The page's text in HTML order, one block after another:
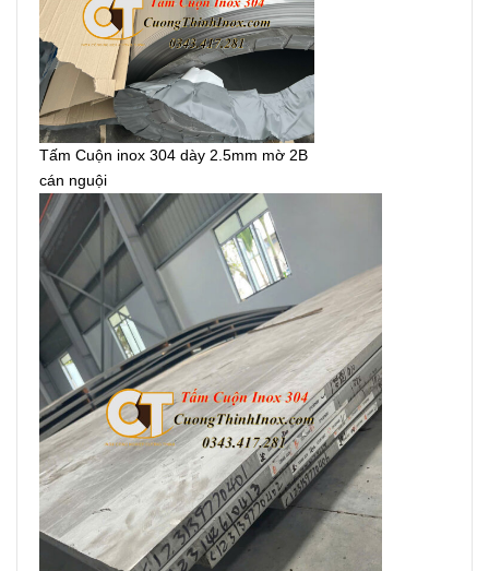
Tấm Cuộn inox 304 dày 2.5mm mờ 2B
cán nguội